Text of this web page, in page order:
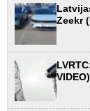
Zeekr
VIDEO)